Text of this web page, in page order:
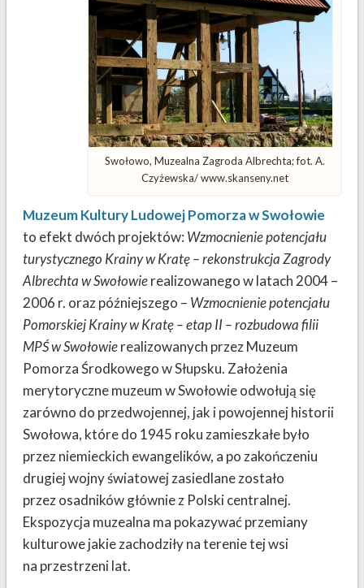
Swołowo, Muzealna Zagroda Albrechta; fot. A.
Czyżewska/ www.skanseny.net
Muzeum Kultury Ludowej Pomorza w Swołowie
to efekt dwóch projektów: Wzmocnienie potencjału
turystycznego Krainy w Kratę – rekonstrukcja Zagrody
Albrechta w Swołowierealizowanego w latach 2004 –
2006 r. oraz późniejszego – Wzmocnienie potencjału
Pomorskiej Krainy w Kratę – etap II – rozbudowa filii
MPŚ w Swołowierealizowanych przez Muzeum
Pomorza Środkowego w Słupsku. Założenia
merytoryczne muzeum w Swołowie odwołują się
zarówno do przedwojennej, jak i powojennej historii
Swołowa, które do 1945 roku zamieszkałe było
przez niemieckich ewangelików, a po zakończeniu
drugiej wojny światowej zasiedlane zostało
przez osadników głównie z Polski centralnej.
Ekspozycja muzealna ma pokazywać przemiany
kulturowe jakie zachodziły na terenie tej wsi
na przestrzeni lat.